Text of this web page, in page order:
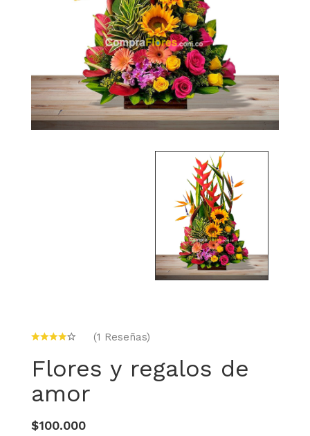
(1 Reseñas)
Flores y regalos de
amor
$100.000